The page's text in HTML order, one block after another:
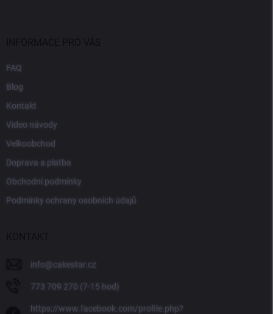
FAQ
Blog
Kontakt
Video návody
Velkoobchod
Doprava a platba
Obchodní podmínky
Podmínky ochrany osobních údajů
info@cakestar.cz
773 709 270 (7-15 hod)
https://www.facebook.com/profile.php?